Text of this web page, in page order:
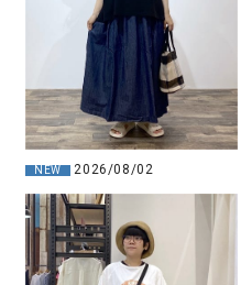
NEW 2026/08/02